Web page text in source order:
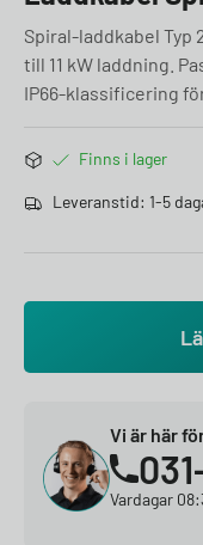
Spiral-laddkabel Typ
till 11 kW laddning.
IP66-klassificering
Finns i lager
Leveranstid: 1-5
Vi är här
Vardagar